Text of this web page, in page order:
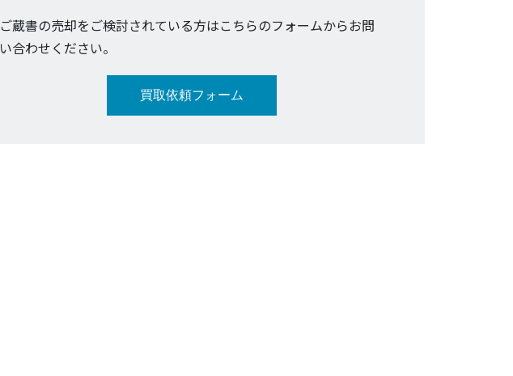
ご蔵書の売却をご検討されている方はこちらのフォームからお問
い合わせください。
買取依頼フォーム